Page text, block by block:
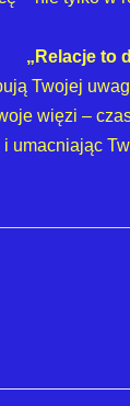
„Relacje to
Twojej
więzi –
umacniając